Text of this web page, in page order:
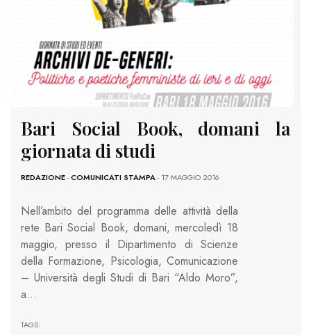
Bari Social Book, domani la
giornata di studi
REDAZIONE-COMUNICATI STAMPA- 17 MAGGIO 2016
Nell’ambito del programma delle attività della
rete Bari Social Book, domani, mercoledì 18
maggio, presso il Dipartimento di Scienze
della Formazione, Psicologia, Comunicazione
– Università degli Studi di Bari “Aldo Moro”,
a…
TAGS: